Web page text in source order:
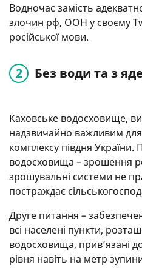
Водночас замість
злочин рф, ООН у своєму
російської мови.
Без води та з
Каховське водосховище,
надзвичайно важливим
комплексу півдня
водосховища – зрошення
зрошувальні системи не
постраждає
Друге питання –
всі населені пункти,
водосховища, прив’язані
рівня навіть на метр